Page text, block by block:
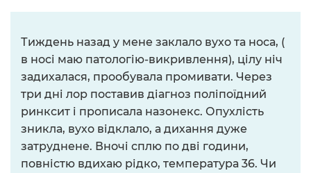
Тиждень назад у мене заклало вухо та носа, (
в носі маю патологію-викривлення), цілу ніч
задихалася, прообувала промивати. Через
три дні лор поставив діагноз поліпоїдний
ринксит і прописала назонекс. Опухлість
зникла, вухо відклало, а дихання дуже
затруднене. Вночі сплю по дві години,
повністю вдихаю рідко, температура 36. Чи